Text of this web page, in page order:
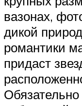
вазонах,
дикой
романтики
придаст
Обязательно